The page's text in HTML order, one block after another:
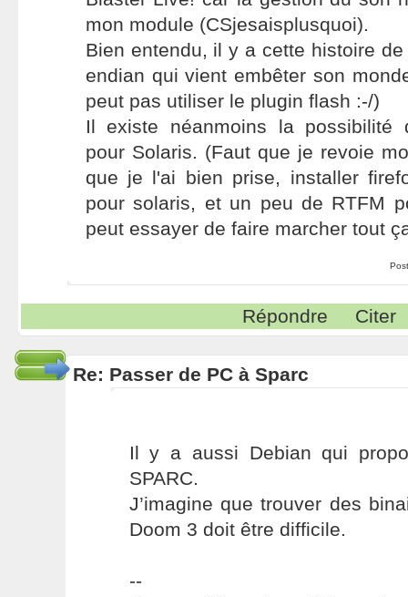
mon module (CSjesaisplusquoi).
Bien entendu, il y a cette histoire
endian qui vient embêter son
peut pas utiliser le plugin flash :-/)
Il existe néanmoins la possibilité
pour Solaris. (Faut que je revoie
que je l'ai bien prise, installer
pour solaris, et un peu de RTFM
peut essayer de faire marcher tout
Répondre Citer
Re: Passer de PC à Sparc
Il y a aussi Debian qui
SPARC.
J’imagine que trouver des
Doom 3 doit être difficile.
--